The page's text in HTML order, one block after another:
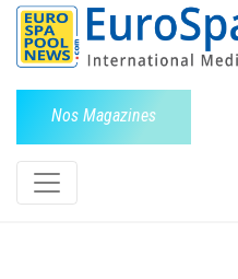
Nos Magazines